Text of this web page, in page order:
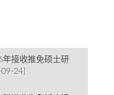
年接收推免硕士研
24]